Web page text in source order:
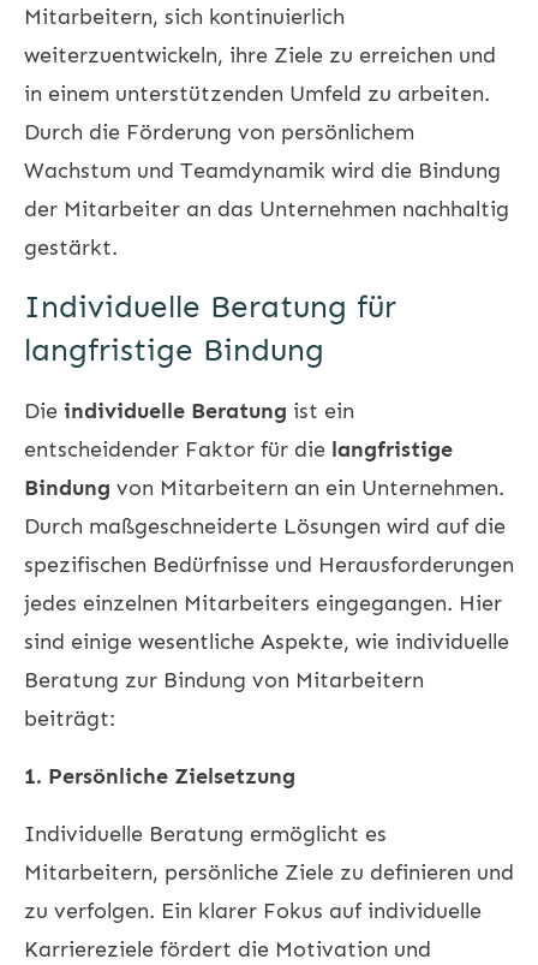
Mitarbeitern, sich kontinuierlich
weiterzuentwickeln, ihre Ziele zu erreichen und
in einem unterstützenden Umfeld zu arbeiten.
Durch die Förderung von persönlichem
Wachstum und Teamdynamik wird die Bindung
der Mitarbeiter an das Unternehmen nachhaltig
gestärkt.
Individuelle Beratung für
langfristige Bindung
Die individuelle Beratung ist ein
entscheidender Faktor für die langfristige
Bindung von Mitarbeitern an ein Unternehmen.
Durch maßgeschneiderte Lösungen wird auf die
spezifischen Bedürfnisse und Herausforderungen
jedes einzelnen Mitarbeiters eingegangen. Hier
sind einige wesentliche Aspekte, wie individuelle
Beratung zur Bindung von Mitarbeitern
beiträgt:
1. Persönliche Zielsetzung
Individuelle Beratung ermöglicht es
Mitarbeitern, persönliche Ziele zu definieren und
zu verfolgen. Ein klarer Fokus auf individuelle
Karriereziele fördert die Motivation und